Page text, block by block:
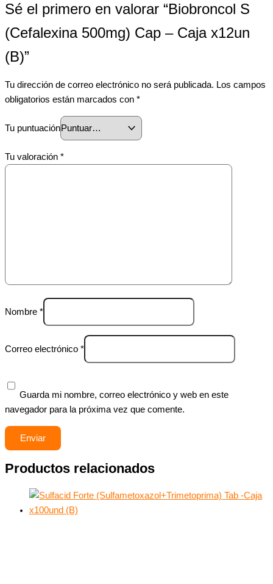
Sé el primero en valorar “Biobroncol S
(Cefalexina 500mg) Cap – Caja x12un
(B)”
Tu dirección de correo electrónico no será publicada. Los campos
obligatorios están marcados con *
Tu puntuación
Tu valoración *
Nombre *
Correo electrónico *
Guarda mi nombre, correo electrónico y web en este
navegador para la próxima vez que comente.
Productos relacionados